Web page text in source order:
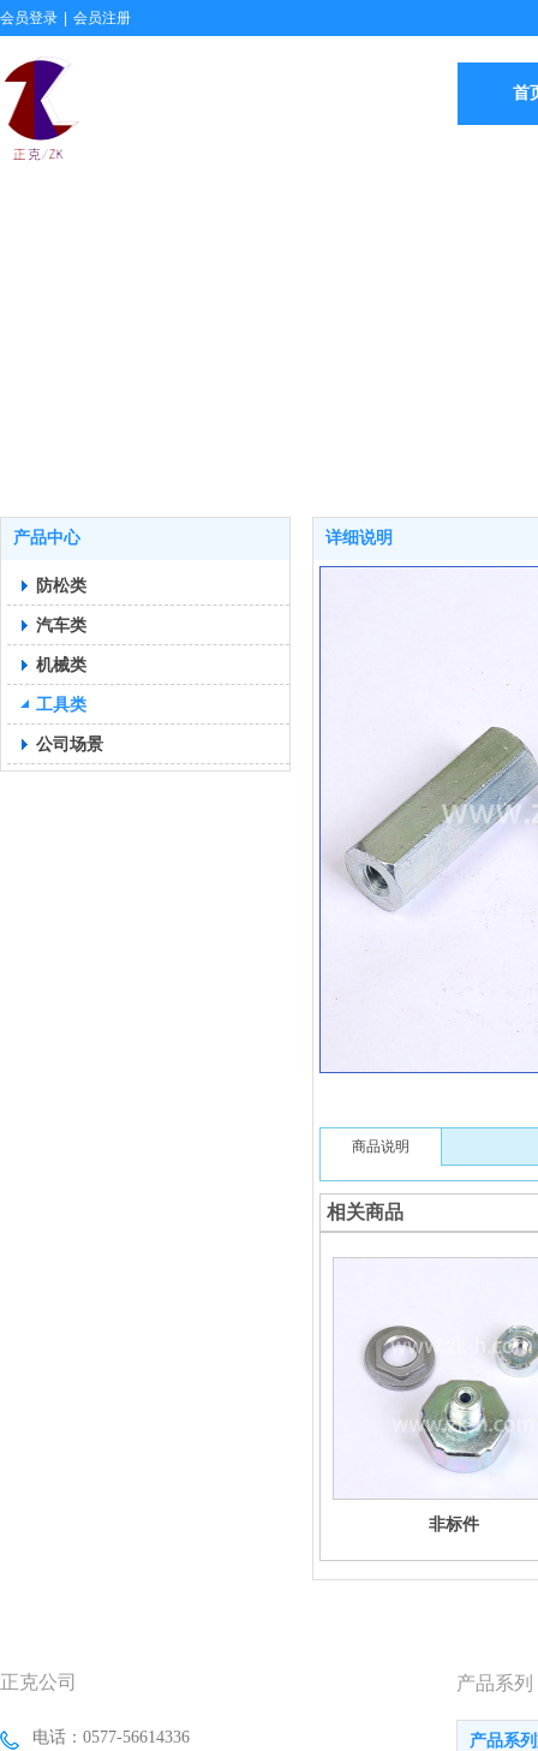
首
会员登录 会员注册
产品中心
防松类
汽车类
机械类
工具类
公司场景
详细说明
商品说明
相关商品
非标件
产品系列
正克公司 产品系列
电话：0577-56614336